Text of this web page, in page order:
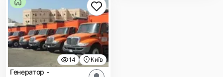
14 Київ
Генератор -